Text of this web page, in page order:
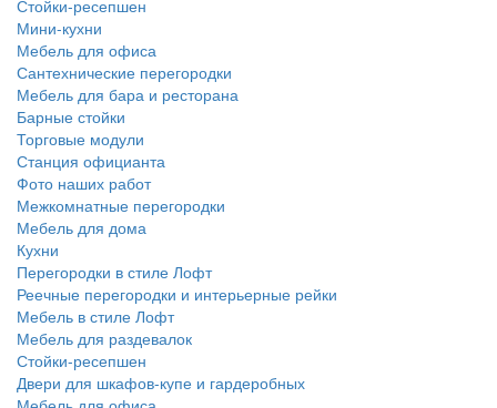
Стойки-ресепшен
Мини-кухни
Мебель для офиса
Сантехнические перегородки
Мебель для бара и ресторана
Барные стойки
Торговые модули
Станция официанта
Фото наших работ
Межкомнатные перегородки
Мебель для дома
Кухни
Перегородки в стиле Лофт
Реечные перегородки и интерьерные рейки
Мебель в стиле Лофт
Мебель для раздевалок
Стойки-ресепшен
Двери для шкафов-купе и гардеробных